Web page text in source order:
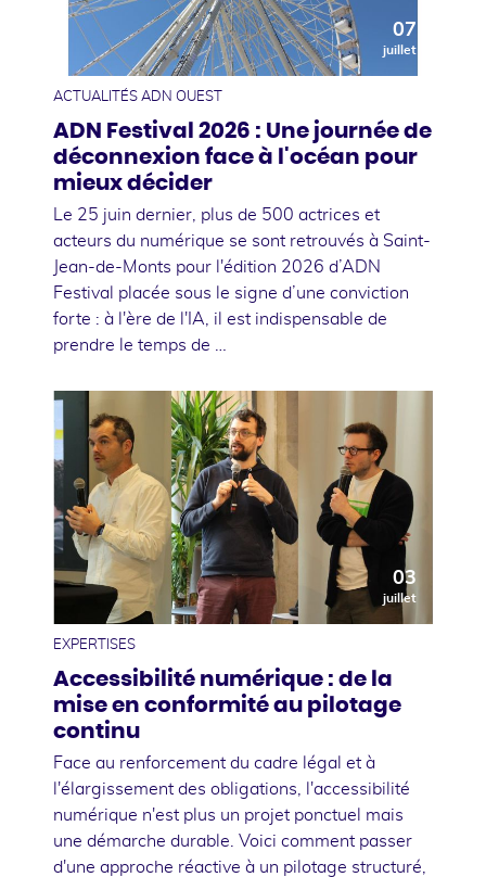
07
juillet
ACTUALITÉS ADN OUEST
ADN Festival 2026 : Une journée de
déconnexion face à l'océan pour
mieux décider
Le 25 juin dernier, plus de 500 actrices et
acteurs du numérique se sont retrouvés à Saint-
Jean-de-Monts pour l'édition 2026 d’ADN
Festival placée sous le signe d’une conviction
forte : à l'ère de l'IA, il est indispensable de
prendre le temps de …
03
juillet
EXPERTISES
Accessibilité numérique : de la
mise en conformité au pilotage
continu
Face au renforcement du cadre légal et à
l'élargissement des obligations, l'accessibilité
numérique n'est plus un projet ponctuel mais
une démarche durable. Voici comment passer
d'une approche réactive à un pilotage structuré,